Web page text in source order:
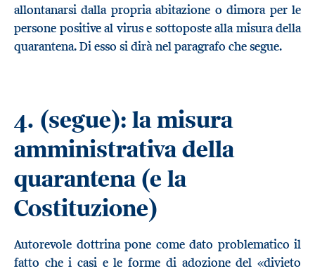
allontanarsi dalla propria abitazione o dimora per le
persone positive al virus e sottoposte alla misura della
quarantena. Di esso si dirà nel paragrafo che segue.
4. (segue): la misura
amministrativa della
quarantena (e la
Costituzione)
Autorevole dottrina pone come dato problematico il
fatto che i casi e le forme di adozione del «divieto